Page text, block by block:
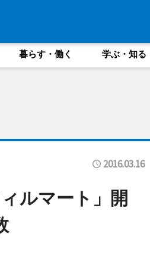
暮らす・働く 学ぶ・知る
2016.03.16
ルマート」開